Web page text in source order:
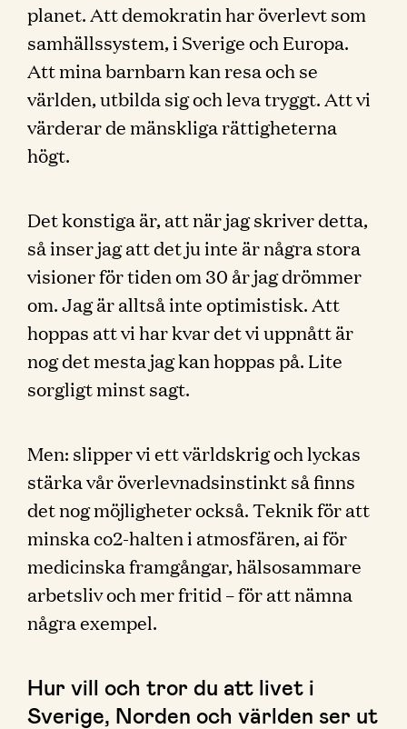
planet. Att demokratin har överlevt som
samhällssystem, i Sverige och Europa.
Att mina barnbarn kan resa och se
världen, utbilda sig och leva tryggt. Att vi
värderar de mänskliga rättigheterna
högt.
Det konstiga är, att när jag skriver detta,
så inser jag att det ju inte är några stora
visioner för tiden om 30 år jag drömmer
om. Jag är alltså inte optimistisk. Att
hoppas att vi har kvar det vi uppnått är
nog det mesta jag kan hoppas på. Lite
sorgligt minst sagt.
Men: slipper vi ett världskrig och lyckas
stärka vår överlevnadsinstinkt så finns
det nog möjligheter också. Teknik för att
minska co2-halten i atmosfären, ai för
medicinska framgångar, hälsosammare
arbetsliv och mer fritid – för att nämna
några exempel.
Hur vill och tror du att livet i
Sverige, Norden och världen ser ut